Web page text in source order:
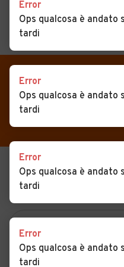
CERCA
Auto
Auto usate
Auto Km 0
Noleggio a lungo
Camper
VENDI
MAGAZINE
ACCEDI
Auto
USATO
Error
Ops qualcosa è andato
tardi
Error
Ops qualcosa è andato
tardi
Error
Ops qualcosa è andato
tardi
Error
Ops qualcosa è andato
tardi